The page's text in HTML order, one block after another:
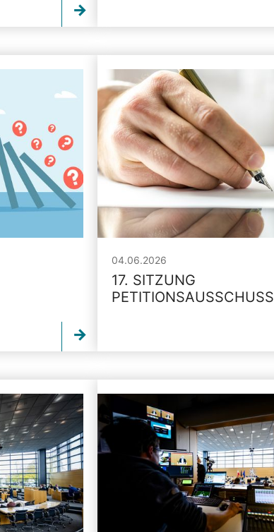
04.06.2026
17. SITZUNG
PETITIONSAUSSCHUSS